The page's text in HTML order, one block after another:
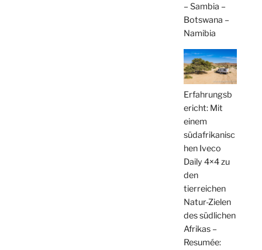
– Sambia –
Botswana –
Namibia
Erfahrungsb
ericht: Mit
einem
südafrikanisc
hen Iveco
Daily 4×4 zu
den
tierreichen
Natur-Zielen
des südlichen
Afrikas –
Resumée: